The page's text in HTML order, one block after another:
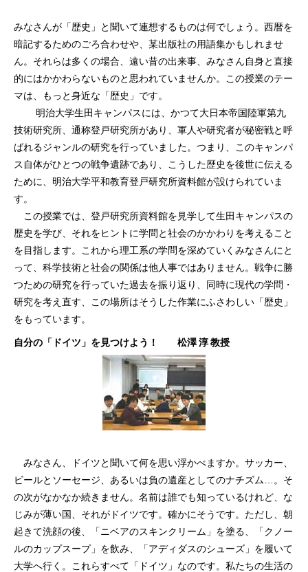
みなさんが「歴史」と聞いて連想するものは何でしょう。西暦を
暗記するためのごろ合わせや、某出版社の用語集かもしれませ
ん。それらは多くの場合、遠い昔の出来事、みなさん自身と直接
的にはかかわらないものと思われていませんか。この授業のテー
マは、もっと身近な「歴史」です。
明治大学生田キャンパスには、かつて大日本帝国陸軍第九
技術研究所、通称登戸研究所があり、軍人や研究者が秘密戦と呼
ばれるジャンルの研究を行っていました。つまり、このキャンパ
ス自体がひとつの戦争遺跡であり、こうした歴史を後世に伝える
ために、明治大学平和教育登戸研究所資料館が設けられていま
す。
この授業では、登戸研究所資料館を見学して生田キャンパスの
歴史を学び、それをヒントに学問と社会のかかわりを考えること
を目指します。これから理工系の学問を深めていくみなさんにと
って、科学技術と社会の関係は他人事ではありません。戦争に勝
つための研究を行っていた過去を振り返り、同時に現代の学問・
研究を考え直す、この場所はそうした作業にふさわしい「歴史」
をもっています。
自分の「ドイツ」を見つけよう！ 松澤 淳 教授
みなさん、ドイツと聞いて何を思い浮かべますか。サッカー、
ビールとソーセージ、あるいは負の遺産としてのナチズム…。そ
の次がなかなか続きません。名前は誰でも知っているけれど、な
じみが薄い国、それがドイツです。確かにそうです。ただし、朝
起きて洗顔の後、「ニベアのスキンクリーム」を塗る、「クノー
ルのカップスープ」を飲み、「アディダスのシューズ」を履いて
大学へ行く。これらすべて「ドイツ」なのです。私たちの生活の